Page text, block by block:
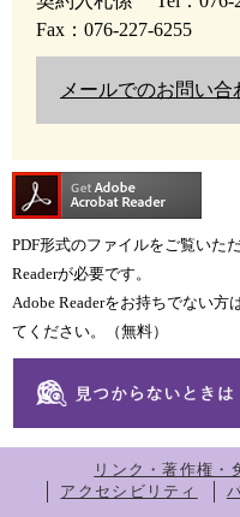
Fax：076-227-6255
メールでのお問い合
PDF形式のファイルをご覧いた
Readerが必要です。
Adobe Readerをお持ちでない
てください。（無料）
リンク・著作権・
アクセシビリティ